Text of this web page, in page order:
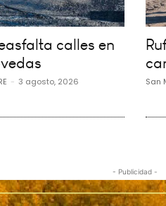
calles en
- 3 agosto, 2026 San
- Publicidad -